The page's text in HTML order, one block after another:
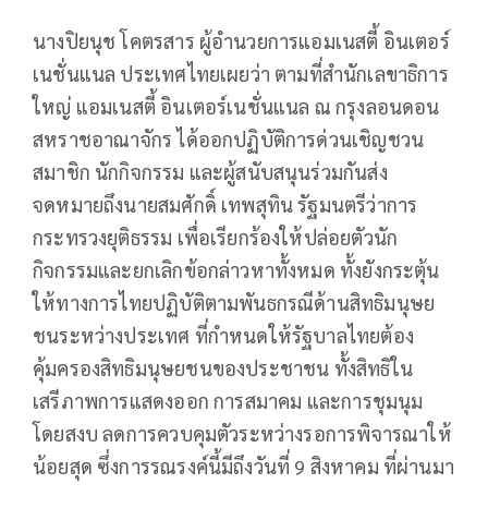
นางปิยนุช โคตรสาร ผู้อำนวยการแอมเนสตี้ อินเตอร์
เนชั่นแนล ประเทศไทยเผยว่า ตามที่สำนักเลขาธิการ
ใหญ่ แอมเนสตี้ อินเตอร์เนชั่นแนล ณ กรุงลอนดอน
สหราชอาณาจักร ได้ออกปฏิบัติการด่วนเชิญชวน
สมาชิก นักกิจกรรม และผู้สนับสนุนร่วมกันส่ง
จดหมายถึงนายสมศักดิ์ เทพสุทิน รัฐมนตรีว่าการ
กระทรวงยุติธรรม เพื่อเรียกร้องให้ปล่อยตัวนัก
กิจกรรมและยกเลิกข้อกล่าวหาทั้งหมด ทั้งยังกระตุ้น
ให้ทางการไทยปฏิบัติตามพันธกรณีด้านสิทธิมนุษย
ชนระหว่างประเทศ ที่กำหนดให้รัฐบาลไทยต้อง
คุ้มครองสิทธิมนุษยชนของประชาชน ทั้งสิทธิใน
เสรีภาพการแสดงออก การสมาคม และการชุมนุม
โดยสงบ ลดการควบคุมตัวระหว่างรอการพิจารณาให้
น้อยสุด ซึ่งการรณรงค์นี้มีถึงวันที่ 9 สิงหาคม ที่ผ่านมา